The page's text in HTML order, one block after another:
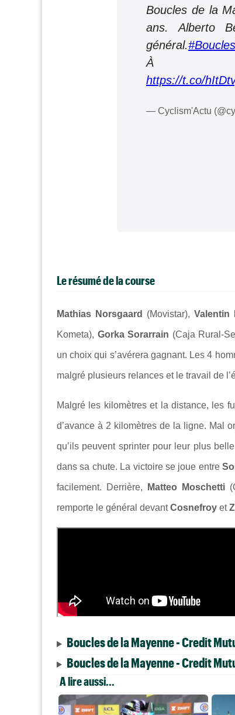
Boucles de la
ans. Alberto
général.
À
https://t.co/
— Cyclism'Actu
Le résumé de la course
Mathias Norsgaard (Movistar), Valentin
Kometa), Gorka Sorarrain (Caja Rural-
un choix qui s’avérera gagnant. Les 4
malgré plusieurs relances et le travail de
Malgré les kilomètres et la distance, les
d’avance à 2 kilomètres de la ligne. Mal
qu’ils peuvent sprinter pour leur plus
dans sa chute. La victoire se joue entre
facilement. Derrière, Matteo Moschetti
remporte le général devantCosnefroy et
Boucles de la Mayenne - Credit
Boucles de la Mayenne - Credit
A lire aussi...